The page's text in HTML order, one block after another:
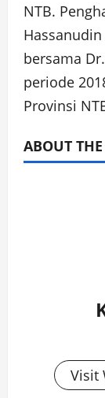
NTB.
bersama
periode
Provinsi
ABOUT
Visit